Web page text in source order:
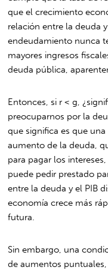
que el crecimiento
relación entre la deuda
endeudamiento nunca
mayores ingresos
deuda pública,
Entonces, si r < g,
preocuparnos por la
que significa es que
aumento de la deuda,
para pagar los
puede pedir prestado
entre la deuda y el PIB
economía crece más
futura.
Sin embargo, una
de aumentos